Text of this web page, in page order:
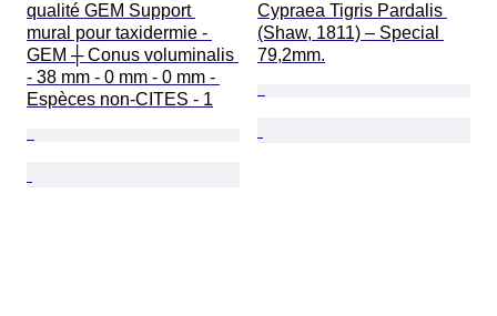
qualité GEM Support
mural pour taxidermie -
GEM ┼ Conus voluminalis
- 38 mm - 0 mm - 0 mm -
Espèces non-CITES - 1
Cypraea Tigris Pardalis
(Shaw, 1811) – Special
79,2mm.